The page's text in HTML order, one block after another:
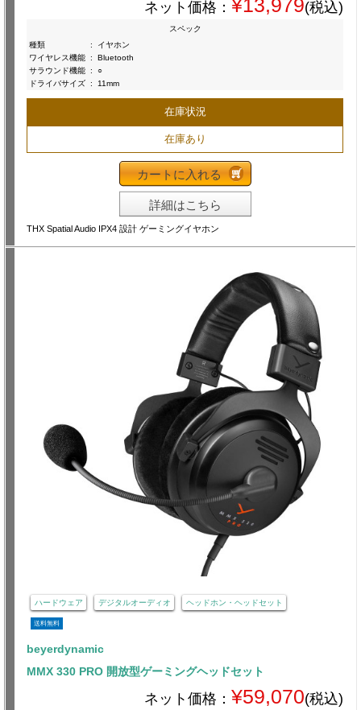
ネット価格： ¥13,979(税込)
スペック
種類
:
イヤホン
ワイヤレス機能 :
Bluetooth
サラウンド機能 :
○
ドライバサイズ : 11mm
在庫状況
在庫あり
カートに入れる
詳細はこちら
THX Spatial Audio IPX4 設計 ゲーミングイヤホン
ハードウェア デジタルオーディオ ヘッドホン・ヘッドセット
送料無料
beyerdynamic
MMX 330 PRO 開放型ゲーミングヘッドセット
ネット価格： ¥59,070(税込)